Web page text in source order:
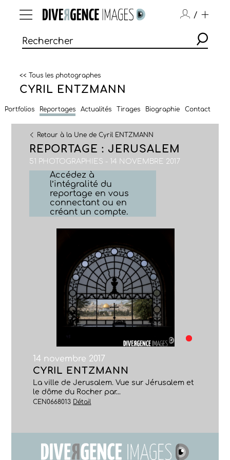
/
<< Tous les photographes
CYRIL ENTZMANN
Portfolios Reportages Actualités Tirages Biographie Contact
Retour à la Une de Cyril ENTZMANN
REPORTAGE : JERUSALEM
51 PHOTOGRAPHIES - 14 NOVEMBRE 2017
Accédez à
l’intégralité du
reportage en vous
connectant ou en
créant un compte.
14 novembre 2017
CYRIL ENTZMANN
La ville de Jerusalem. Vue sur Jérusalem et
le dôme du Rocher par...
CEN0668013 Détail